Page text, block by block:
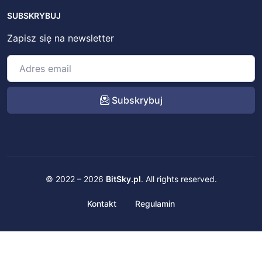
SUBSKRYBUJ
Zapisz się na newsletter
Subskrybuj
© 2022 – 2026 BitSky.pl. All rights reserved.
Kontakt Regulamin